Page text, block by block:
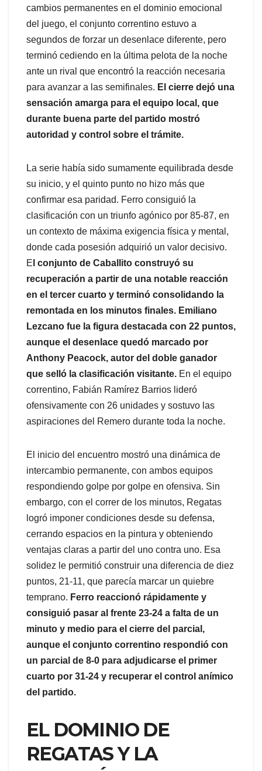
cambios permanentes en el dominio emocional
del juego, el conjunto correntino estuvo a
segundos de forzar un desenlace diferente, pero
terminó cediendo en la última pelota de la noche
ante un rival que encontró la reacción necesaria
para avanzar a las semifinales. El cierre dejó una
sensación amarga para el equipo local, que
durante buena parte del partido mostró
autoridad y control sobre el trámite.
La serie había sido sumamente equilibrada desde
su inicio, y el quinto punto no hizo más que
confirmar esa paridad. Ferro consiguió la
clasificación con un triunfo agónico por 85-87, en
un contexto de máxima exigencia física y mental,
donde cada posesión adquirió un valor decisivo.
E l conjunto de Caballito construyó su
recuperación a partir de una notable reacción
en el tercer cuarto y terminó consolidando la
remontada en los minutos finales. Emiliano
Lezcano fue la figura destacada con 22 puntos,
aunque el desenlace quedó marcado por
Anthony Peacock, autor del doble ganador
que selló la clasificación visitante. En el equipo
correntino, Fabián Ramírez Barrios lideró
ofensivamente con 26 unidades y sostuvo las
aspiraciones del Remero durante toda la noche.
El inicio del encuentro mostró una dinámica de
intercambio permanente, con ambos equipos
respondiendo golpe por golpe en ofensiva. Sin
embargo, con el correr de los minutos, Regatas
logró imponer condiciones desde su defensa,
cerrando espacios en la pintura y obteniendo
ventajas claras a partir del uno contra uno. Esa
solidez le permitió construir una diferencia de diez
puntos, 21-11, que parecía marcar un quiebre
temprano. Ferro reaccionó rápidamente y
consiguió pasar al frente 23-24 a falta de un
minuto y medio para el cierre del parcial,
aunque el conjunto correntino respondió con
un parcial de 8-0 para adjudicarse el primer
cuarto por 31-24 y recuperar el control anímico
del partido.
EL DOMINIO DE
REGATAS Y LA